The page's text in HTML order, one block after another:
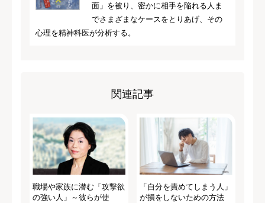
面」を被り、密かに相手を陥れる人ま
でさまざまなケースをとりあげ、その
心理を精神科医が分析する。
関連記事
職場や家族に潜む「攻撃欲
の強い人」～彼らが使
「自分を責めてしまう人」
が損をしないための方法